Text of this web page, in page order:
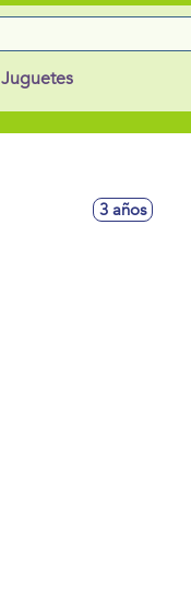
Juguetes
3 años